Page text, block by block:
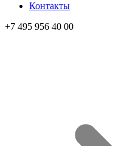
Контакты
+7 495 956 40 00